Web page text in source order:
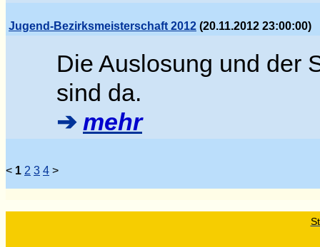
Jugend-Bezirksmeisterschaft 2012 (20.11.2012 23:00:00)
Die Auslosung und der
sind da.
➔ mehr
< 1 2 3 4 >